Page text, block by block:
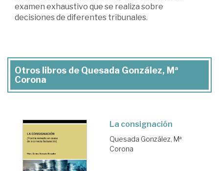
examen exhaustivo que se realiza sobre
decisiones de diferentes tribunales.
Otros libros de Quesada González, Mª
Corona
La consignación
Quesada González, Mª
Corona